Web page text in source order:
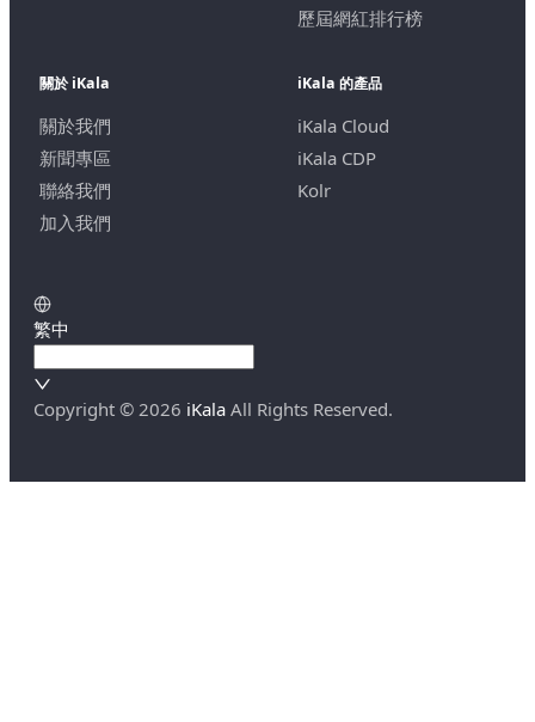
歷屆網紅排行榜
關於 iKala
關於我們
新聞專區
聯絡我們
加入我們
iKala 的產品
iKala Cloud
iKala CDP
Kolr
繁中
Copyright © 2026 iKala All Rights Reserved.